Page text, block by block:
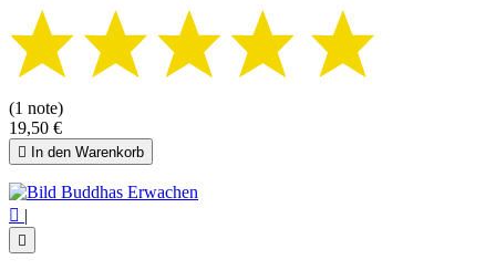
(1 note)
19,50 €
 In den Warenkorb
 |
